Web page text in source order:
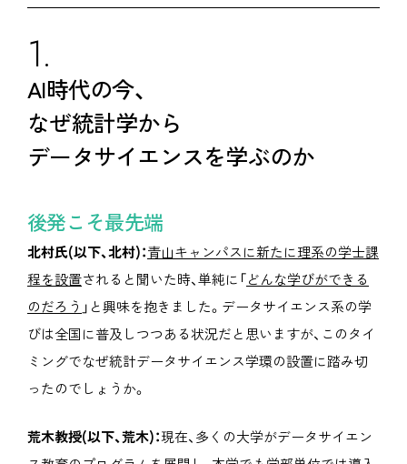
1.
AI時代の今、
なぜ統計学から
データサイエンスを学ぶのか
後発こそ最先端
北村氏(以下、北村)：青山キャンパスに新たに理系の学士課
程を設置されると聞いた時、単純に「どんな学びができる
のだろう 」と興味を抱きました。データサイエンス系の学
びは全国に普及しつつある状況だと思いますが、このタイ
ミングでなぜ統計データサイエンス学環の設置に踏み切
ったのでしょうか。
荒木教授(以下、荒木)：現在、多くの大学がデータサイエン